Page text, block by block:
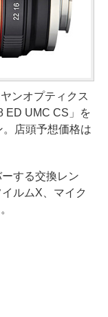
ンオプティクス
ED UMC CS」を
店頭予想価格は
する交換レン
ルムX、マイク